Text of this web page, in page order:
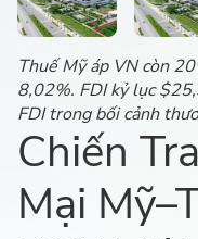
Thuế Mỹ áp VN còn
8,02%. FDI kỷ lục
FDI trong bối cảnh
Chiến
Mại